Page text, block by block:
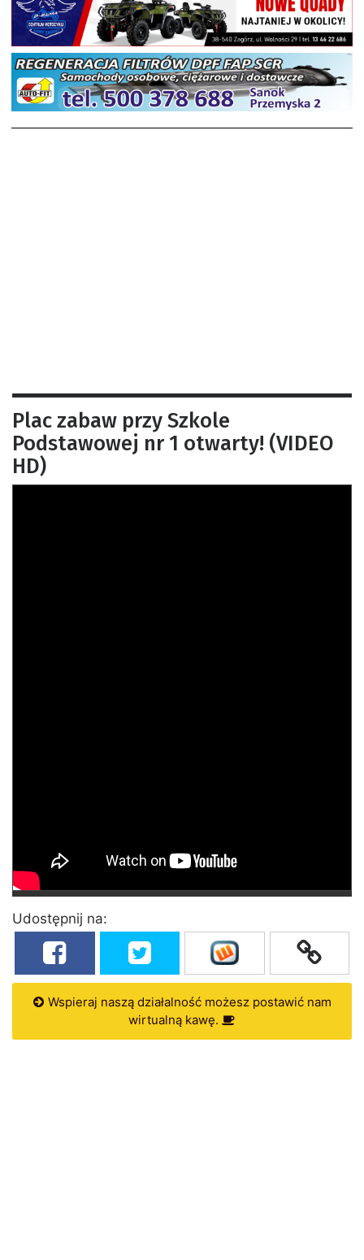
Plac zabaw przy Szkole
Podstawowej nr 1 otwarty! (VIDEO
HD)
Udostępnij na:
Wspieraj naszą działalność możesz postawić nam
wirtualną kawę.